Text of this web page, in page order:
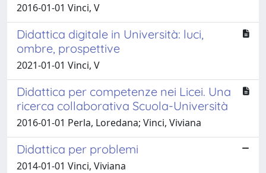
2016-01-01 Vinci, V
Didattica digitale in Università: luci,
ombre, prospettive
2021-01-01 Vinci, V
Didattica per competenze nei Licei. Una
ricerca collaborativa Scuola-Università
2016-01-01 Perla, Loredana; Vinci, Viviana
Didattica per problemi
2014-01-01 Vinci, Viviana